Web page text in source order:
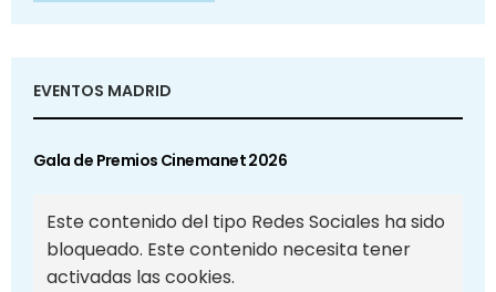
EVENTOS MADRID
Gala de Premios Cinemanet 2026
Este contenido del tipo Redes Sociales ha sido
bloqueado. Este contenido necesita tener
activadas las cookies.